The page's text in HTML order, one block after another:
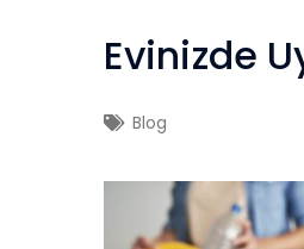
Evinizde
Blog